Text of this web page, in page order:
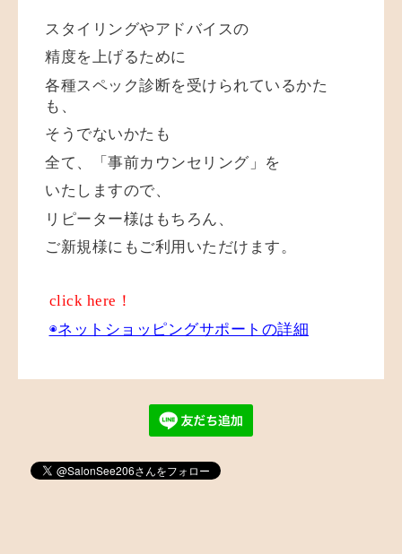
スタイリングやアドバイスの
精度を上げるために
各種スペック診断を受けられているかた
も、
そうでないかたも
全て、「事前カウンセリング」を
いたしますので、
リピーター様はもちろん、
ご新規様にもご利用いただけます。
click here！
◉ネットショッピングサポートの詳細